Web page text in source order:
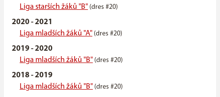
Liga starších žáků "B" (dres #20)
2020 - 2021
Liga mladších žáků "A" (dres #20)
2019 - 2020
Liga mladších žáků "B" (dres #20)
2018 - 2019
Liga mladších žáků "B" (dres #20)